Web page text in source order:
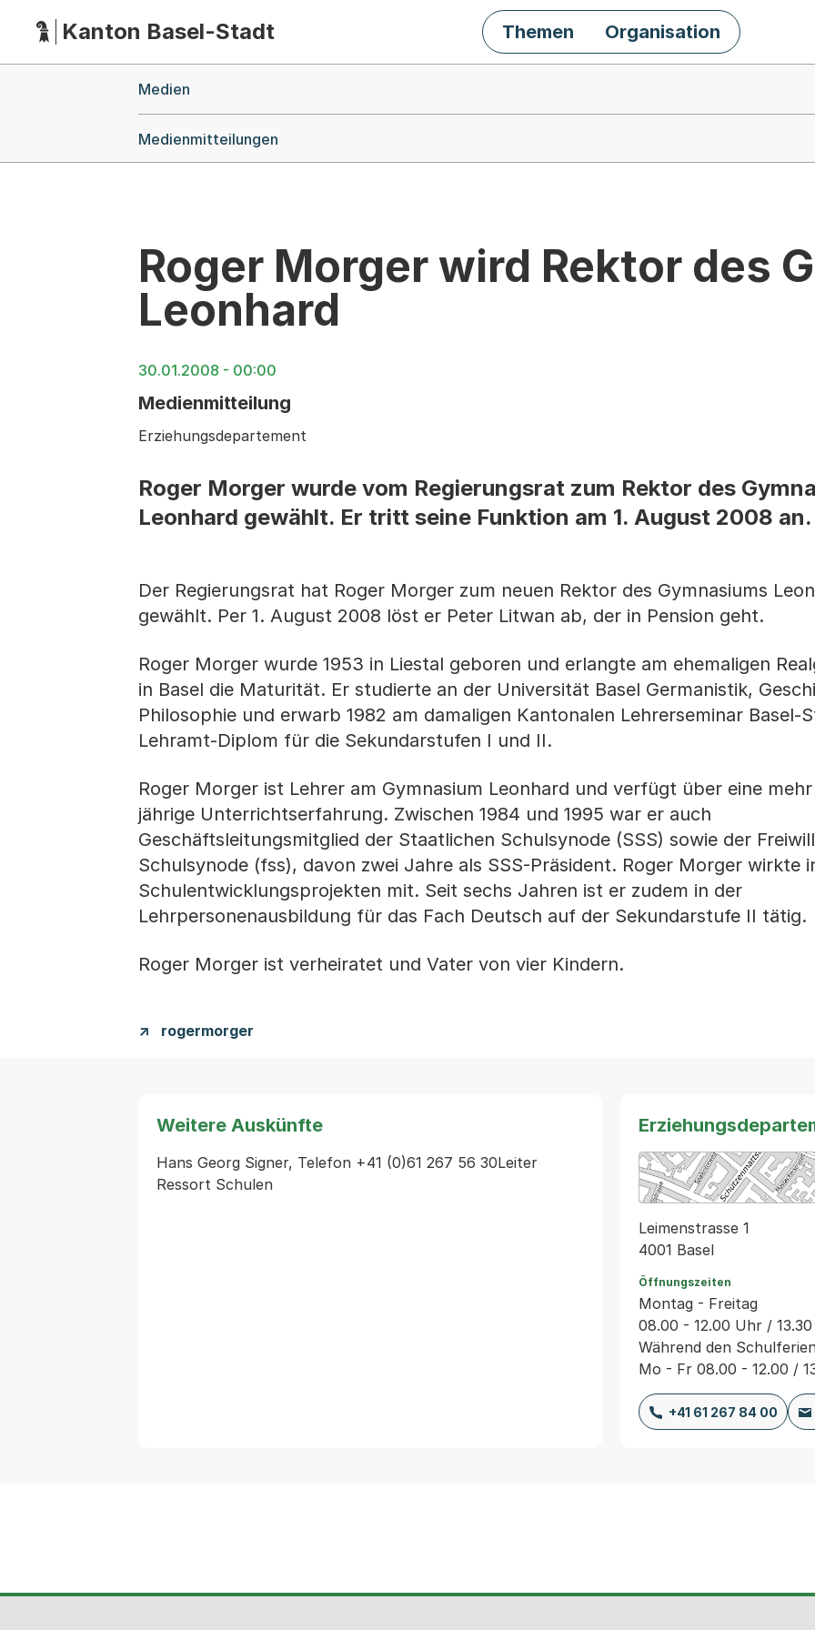
HauptnavigationKanton Basel-Stadt Themen Organisation
Medien
Medienmitteilungen
Roger Morger wird Rektor des
Leonhard
30.01.2008 - 00:00
Medienmitteilung
Erziehungsdepartement
Roger Morger wurde vom Regierungsrat zum Rektor des
Leonhard gewählt. Er tritt seine Funktion am 1. August 2008 an.
Der Regierungsrat hat Roger Morger zum neuen Rektor des Gymnasiums
gewählt. Per 1. August 2008 löst er Peter Litwan ab, der in Pension geht.
Roger Morger wurde 1953 in Liestal geboren und erlangte am ehemaligen
in Basel die Maturität. Er studierte an der Universität Basel Germanistik,
Philosophie und erwarb 1982 am damaligen Kantonalen Lehrerseminar Basel-
Lehramt-Diplom für die Sekundarstufen I und II.
Roger Morger ist Lehrer am Gymnasium Leonhard und verfügt über eine
jährige Unterrichtserfahrung. Zwischen 1984 und 1995 war er auch
Geschäftsleitungsmitglied der Staatlichen Schulsynode (SSS) sowie der
Schulsynode (fss), davon zwei Jahre als SSS-Präsident. Roger Morger wirkte
Schulentwicklungsprojekten mit. Seit sechs Jahren ist er zudem in der
Lehrpersonenausbildung für das Fach Deutsch auf der Sekundarstufe II tätig.
Roger Morger ist verheiratet und Vater von vier Kindern.
rogermorger
Weitere Auskünfte
Hans Georg Signer, Telefon +41 (0)61 267 56 30Leiter
Ressort Schulen
Leimenstrasse 1
4001 Basel
Öffnungszeiten
Montag - Freitag
08.00 - 12.00 Uhr /
Während den Schulferien
Mo - Fr 08.00 - 12.00 /
+41 61 267 84 00